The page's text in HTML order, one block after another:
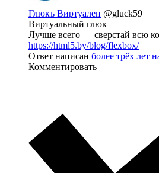
Глюкъ Виртуален @gluck59
Виртуальный глюк
Лучше всего — сверстай всю
https://html5.by/blog/flexbox/
Ответ написан более трёх лет
Комментировать